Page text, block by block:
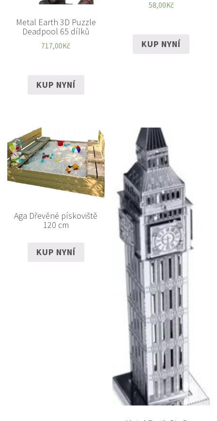
Metal Earth 3D Puzzle
Deadpool 65 dílků
717,00Kč
KUP NYNÍ
58,00Kč
KUP NYNÍ
Aga Dřevěné pískoviště
120 cm
KUP NYNÍ